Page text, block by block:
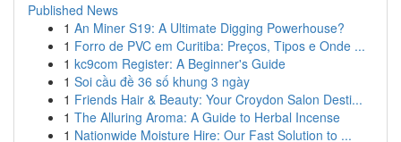
Published News
1 An Miner S19: A Ultimate Digging Powerhouse?
1 Forro de PVC em Curitiba: Preços, Tipos e Onde ...
1 kc9com Register: A Beginner's Guide
1 Soi cầu đề 36 số khung 3 ngày
1 Friends Hair & Beauty: Your Croydon Salon Desti...
1 The Alluring Aroma: A Guide to Herbal Incense
1 Nationwide Moisture Hire: Our Fast Solution to ...